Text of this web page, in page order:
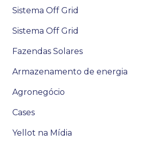
Sistema Off Grid
Sistema Off Grid
Fazendas Solares
Armazenamento de energia
Agronegócio
Cases
Yellot na Mídia